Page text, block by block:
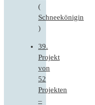
(
Schneekönigin
)
39.
Projekt
von
52
Projekten
–